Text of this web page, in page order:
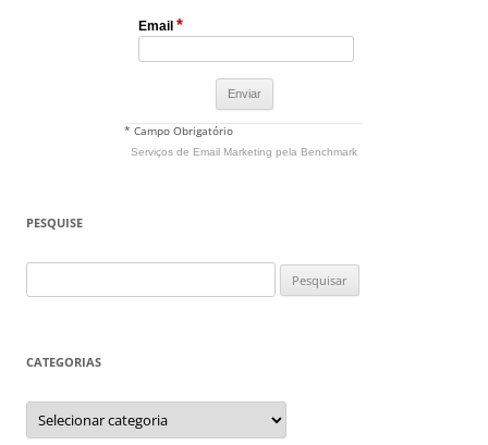
Email *
* Campo Obrigatório
Serviços de Email Marketing pela Benchmark
PESQUISE
por:
CATEGORIAS
Categorias